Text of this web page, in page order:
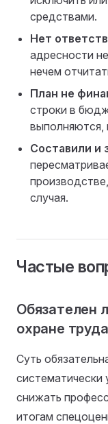
средствами.
Нет
адресности
нечем
План не
строки в
выполняются,
Составили и
случая.
Частые
Обязателен
охране
Суть
систематически
снижать
итогам